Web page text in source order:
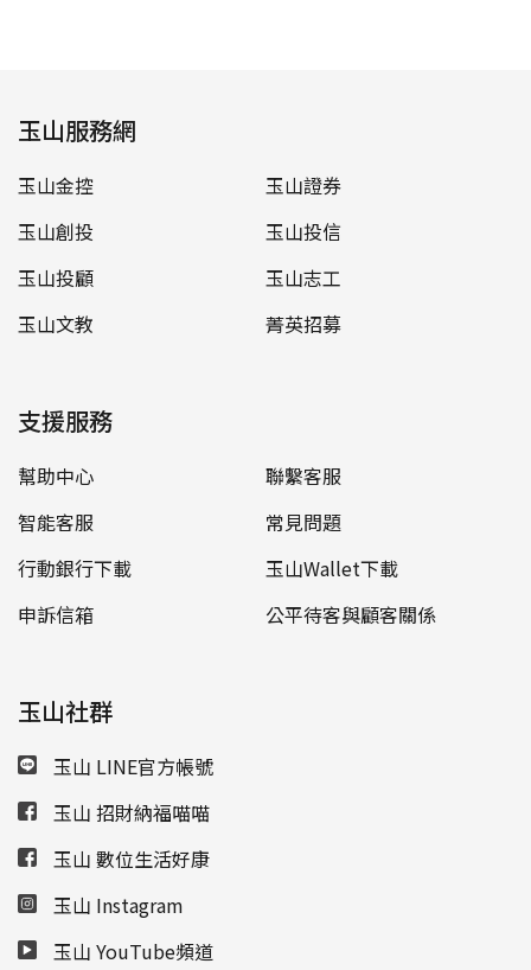
玉山服務網
玉山金控
玉山證券
玉山創投
玉山投信
玉山投顧
玉山志工
玉山文教
菁英招募
支援服務
幫助中心
聯繫客服
智能客服
常見問題
行動銀行下載
玉山Wallet下載
申訴信箱
公平待客與顧客關係
玉山社群
玉山 LINE官方帳號
玉山 招財納福喵喵
玉山 數位生活好康
玉山 Instagram
玉山 YouTube頻道